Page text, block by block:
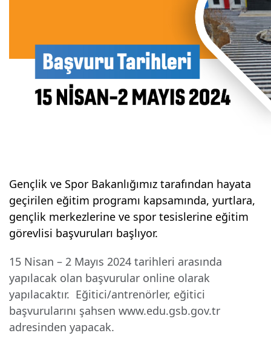
Gençlik ve Spor Bakanlığımız tarafından hayata
geçirilen eğitim programı kapsamında, yurtlara,
gençlik merkezlerine ve spor tesislerine eğitim
görevlisi başvuruları başlıyor.
15 Nisan – 2 Mayıs 2024 tarihleri arasında
yapılacak olan başvurular online olarak
yapılacaktır. Eğitici/antrenörler, eğitici
başvurularını şahsen www.edu.gsb.gov.tr
adresinden yapacak.